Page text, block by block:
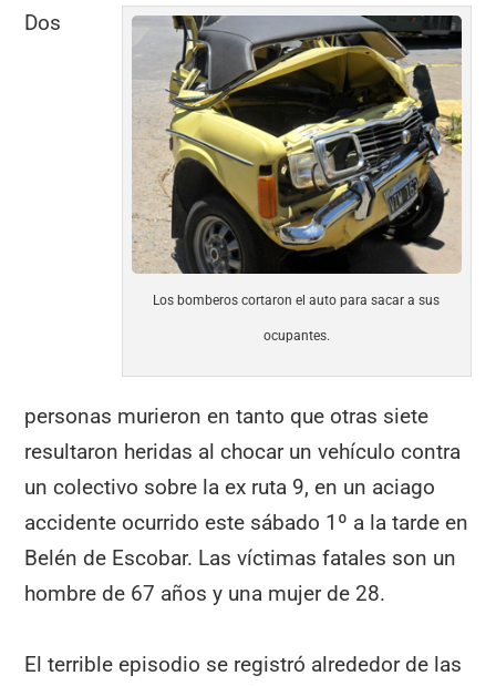
Los bomberos cortaron el auto para sacar a sus
ocupantes.
Dos
personas murieron en tanto que otras siete
resultaron heridas al chocar un vehículo contra
un colectivo sobre la ex ruta 9, en un aciago
accidente ocurrido este sábado 1º a la tarde en
Belén de Escobar. Las víctimas fatales son un
hombre de 67 años y una mujer de 28.
El terrible episodio se registró alrededor de las